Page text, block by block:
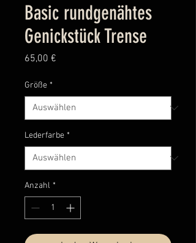
Basic rundgenähtes
Genickstück Trense
65,00 €
Größe *
Lederfarbe *
Anzahl *